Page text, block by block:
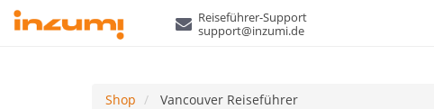
Reiseführer-Support
support@inzumi.de
Shop Vancouver Reiseführer